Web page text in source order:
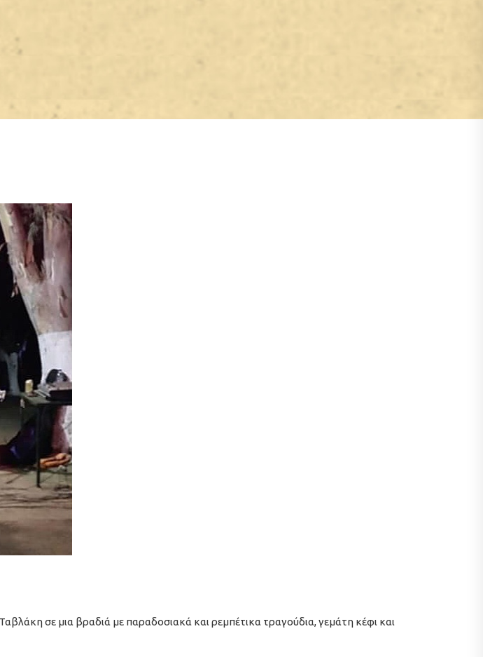
σε μια βραδιά με παραδοσιακά και ρεμπέτικα τραγούδια, γεμάτη κέφι και